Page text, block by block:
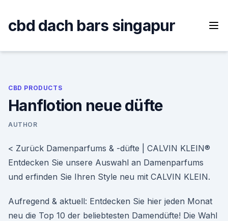
content
cbd dach bars singapur
CBD PRODUCTS
Hanflotion neue düfte
AUTHOR
< Zurück Damenparfums & -düfte | CALVIN KLEIN®
Entdecken Sie unsere Auswahl an Damenparfums
und erfinden Sie Ihren Style neu mit CALVIN KLEIN.
Aufregend & aktuell: Entdecken Sie hier jeden Monat
neu die Top 10 der beliebtesten Damendüfte! Die Wahl